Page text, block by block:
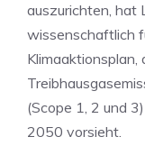
auszurichten, hat
wissenschaftlich
Klimaaktionsplan,
(Scope 1, 2 und
2050 vorsieht.